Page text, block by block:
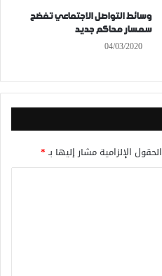
وسائط التواصل الاجتماعي تفضح
سمسار محاكم جديد
04/03/2020
الحقول الإلزامية مشار إليها بـ*